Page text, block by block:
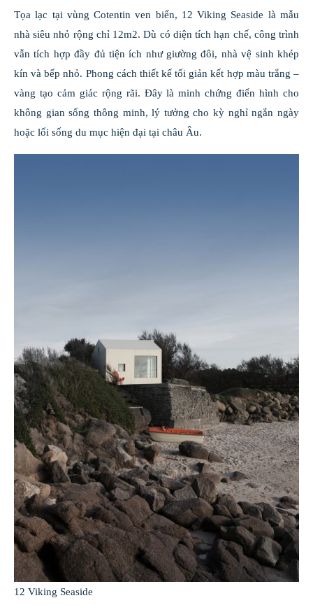
Tọa lạc tại vùng Cotentin ven biển, 12 Viking Seaside là mẫu
nhà siêu nhỏ rộng chỉ 12m2. Dù có diện tích hạn chế, công trình
vẫn tích hợp đầy đủ tiện ích như giường đôi, nhà vệ sinh khép
kín và bếp nhỏ. Phong cách thiết kế tối giản kết hợp màu trắng –
vàng tạo cảm giác rộng rãi. Đây là minh chứng điển hình cho
không gian sống thông minh, lý tưởng cho kỳ nghỉ ngắn ngày
hoặc lối sống du mục hiện đại tại châu Âu.
12 Viking Seaside